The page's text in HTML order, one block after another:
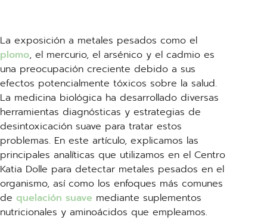
La exposición a metales pesados como el
plomo, el mercurio, el arsénico y el cadmio es
una preocupación creciente debido a sus
efectos potencialmente tóxicos sobre la salud.
La medicina biológica ha desarrollado diversas
herramientas diagnósticas y estrategias de
desintoxicación suave para tratar estos
problemas. En este artículo, explicamos las
principales analíticas que utilizamos en el Centro
Katia Dolle para detectar metales pesados en el
organismo, así como los enfoques más comunes
de quelación suave mediante suplementos
nutricionales y aminoácidos que empleamos.